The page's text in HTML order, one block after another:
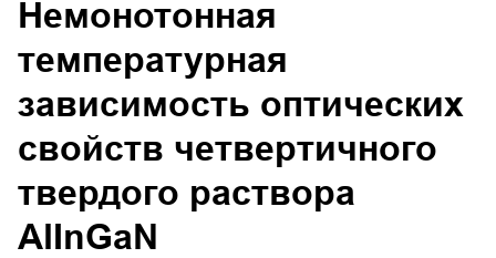
Немонотонная
температурная
зависимость оптических
свойств четвертичного
твердого раствора
AlInGaN